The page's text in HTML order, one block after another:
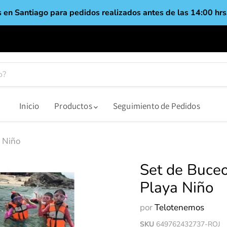
en Santiago para pedidos realizados antes de las 14:00
Inicio Productos Seguimiento de Pedidos
Niño
Set de
Playa Niño
porTelotenemos
SKU 649762432737-ROJ